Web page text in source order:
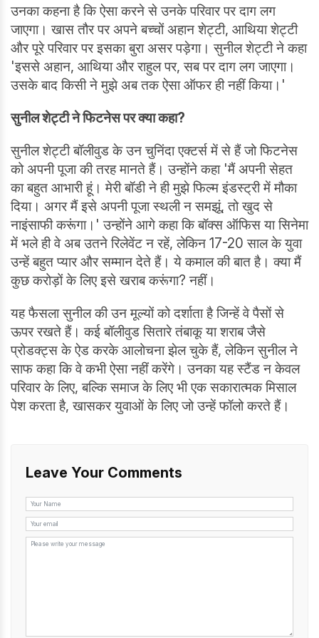
उनका कहना है कि ऐसा करने से उनके परिवार पर दाग लग
जाएगा। खास तौर पर अपने बच्चों अहान शेट्टी, आथिया शेट्टी
और पूरे परिवार पर इसका बुरा असर पड़ेगा। सुनील शेट्टी ने कहा
'इससे अहान, आथिया और राहुल पर, सब पर दाग लग जाएगा।
उसके बाद किसी ने मुझे अब तक ऐसा ऑफर ही नहीं किया।'
सुनील शेट्टी ने फिटनेस पर क्या कहा?
सुनील शेट्टी बॉलीवुड के उन चुनिंदा एक्टर्स में से हैं जो फिटनेस
को अपनी पूजा की तरह मानते हैं। उन्होंने कहा 'मैं अपनी सेहत
का बहुत आभारी हूं। मेरी बॉडी ने ही मुझे फिल्म इंडस्ट्री में मौका
दिया। अगर मैं इसे अपनी पूजा स्थली न समझूं, तो खुद से
नाइंसाफी करूंगा।' उन्होंने आगे कहा कि बॉक्स ऑफिस या सिनेमा
में भले ही वे अब उतने रिलेवेंट न रहें, लेकिन 17-20 साल के युवा
उन्हें बहुत प्यार और सम्मान देते हैं। ये कमाल की बात है। क्या मैं
कुछ करोड़ों के लिए इसे खराब करूंगा? नहीं।
यह फैसला सुनील की उन मूल्यों को दर्शाता है जिन्हें वे पैसों से
ऊपर रखते हैं। कई बॉलीवुड सितारे तंबाकू या शराब जैसे
प्रोडक्ट्स के ऐड करके आलोचना झेल चुके हैं, लेकिन सुनील ने
साफ कहा कि वे कभी ऐसा नहीं करेंगे। उनका यह स्टैंड न केवल
परिवार के लिए, बल्कि समाज के लिए भी एक सकारात्मक मिसाल
पेश करता है, खासकर युवाओं के लिए जो उन्हें फॉलो करते हैं।
Leave Your Comments